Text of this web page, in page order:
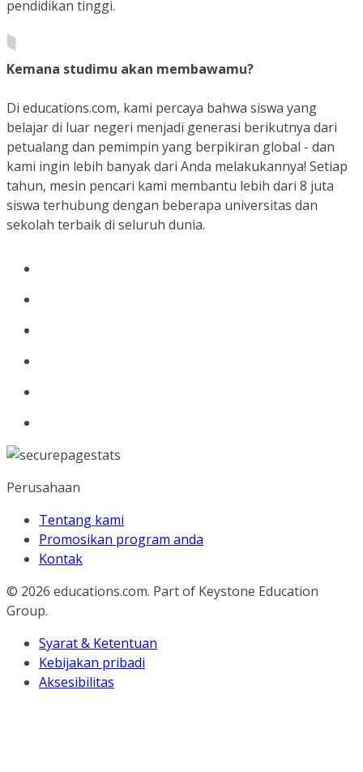
pendidikan tinggi.
Kemana studimu akan membawamu?
Di educations.com, kami percaya bahwa siswa yang
belajar di luar negeri menjadi generasi berikutnya dari
petualang dan pemimpin yang berpikiran global - dan
kami ingin lebih banyak dari Anda melakukannya! Setiap
tahun, mesin pencari kami membantu lebih dari 8 juta
siswa terhubung dengan beberapa universitas dan
sekolah terbaik di seluruh dunia.
Perusahaan
Tentang kami
Promosikan program anda
Kontak
© 2026 educations.com. Part of Keystone Education
Group.
Syarat & Ketentuan
Kebijakan pribadi
Aksesibilitas